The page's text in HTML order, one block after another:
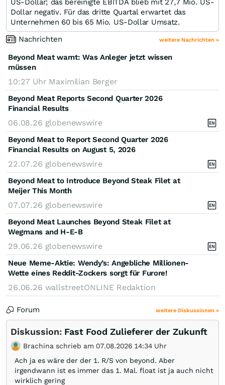
US-Dollar; das bereinigte EBITDA blieb mit 27,7 Mio. US-
Dollar negativ. Für das dritte Quartal erwartet das
Unternehmen 60 bis 65 Mio. US-Dollar Umsatz.
Nachrichten
weitere Nachrichten »
Beyond Meat warnt: Was Anleger jetzt wissen
müssen
10:27 Uhr Maximilian Berger
Beyond Meat Reports Second Quarter 2026
Financial Results
06.08.26 globenewswire
Beyond Meat to Report Second Quarter 2026
Financial Results on August 5, 2026
22.07.26 globenewswire
Beyond Meat to Introduce Beyond Steak Filet at
Meijer This Month
07.07.26 globenewswire
Beyond Meat Launches Beyond Steak Filet at
Wegmans and H-E-B
29.06.26 globenewswire
Neue Meme-Aktie: Wendy’s: Angebliche Millionen-
Wette eines Reddit-Zockers sorgt für Furore!
26.06.26 wallstreetONLINE Redaktion
Forum weitere Diskussionen »
Diskussion: Fast Food Zulieferer der Zukunft
Brachina schrieb am 07.08.2026 14:34 Uhr
Ach ja es wäre der der 1. R/S von beyond. Aber
irgendwann ist es immer das 1. Mal. float ist ja auch nicht
wirklich gering